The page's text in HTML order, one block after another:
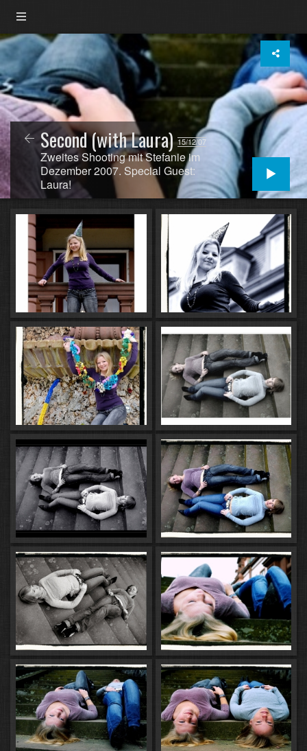
Second (with Laura)15/12/07
Zweites Shooting mit Stefanie im
Dezember 2007. Special Guest:
Laura!